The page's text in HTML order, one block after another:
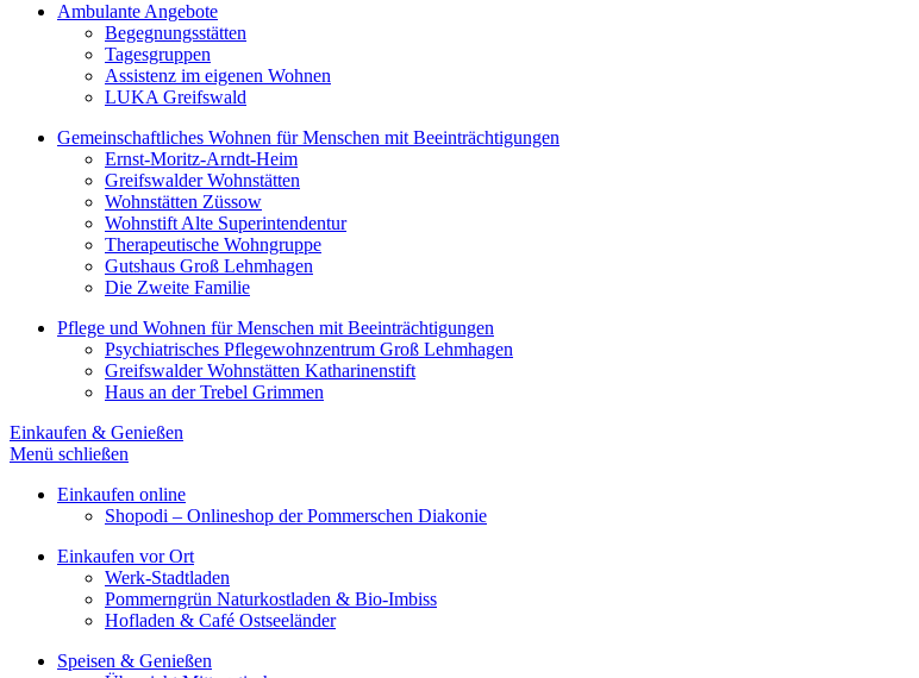
Ambulante Angebote
Begegnungsstätten
Tagesgruppen
Assistenz im eigenen Wohnen
LUKA Greifswald
Gemeinschaftliches Wohnen für Menschen mit Beeinträchtigungen
Ernst-Moritz-Arndt-Heim
Greifswalder Wohnstätten
Wohnstätten Züssow
Wohnstift Alte Superintendentur
Therapeutische Wohngruppe
Gutshaus Groß Lehmhagen
Die Zweite Familie
Pflege und Wohnen für Menschen mit Beeinträchtigungen
Psychiatrisches Pflegewohnzentrum Groß Lehmhagen
Greifswalder Wohnstätten Katharinenstift
Haus an der Trebel Grimmen
Einkaufen & Genießen
Menü schließen
Einkaufen online
Shopodi – Onlineshop der Pommerschen Diakonie
Einkaufen vor Ort
Werk-Stadtladen
Pommerngrün Naturkostladen & Bio-Imbiss
Hofladen & Café Ostseeländer
Speisen & Genießen